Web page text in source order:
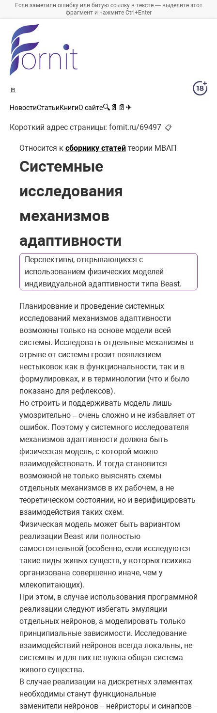
Если заметили ошибку или битую ссылку в тексте — выделите этот
фрагмент и нажмите Ctrl+Enter
🚪
НовостиСтатьиКнигиО сайте🔍 📄 📄 ✈
Короткий адрес страницы: fornit.ru/69497 📋
Относится к сборнику статей теории МВАП
Системные
исследования
механизмов
адаптивности
Перспективы, открывающиеся с
использованием физических моделей
индивидуальной адаптивности типа Beast.
Планирование и проведение системных
исследований механизмов адаптивности
возможны только на основе модели всей
системы. Исследовать отдельные механизмы в
отрыве от системы грозит появлением
нестыковок как в функциональности, так и в
формулировках, и в терминологии (что и было
показано для рефлексов).
Но строить и поддерживать модель лишь
умозрительно – очень сложно и не избавляет от
ошибок. Поэтому у системного исследователя
механизмов адаптивности должна быть
физическая модель, с которой можно
взаимодействовать. И тогда становится
возможной не только выяснять схемы
отдельных механизмов в их рабочем, а не
теоретическом состоянии, но и верифицировать
взаимодействия таких схем.
Физическая модель может быть вариантом
реализации Beast или полностью
самостоятельной (особенно, если исследуются
такие виды живых существ, у которых психика
организована совершенно иначе, чем у
млекопитающих).
При этом, в случае использования программной
реализации следуют избегать эмуляции
отдельных нейронов, а моделировать только
принципиальные зависимости. Исследование
взаимодействий нейронов всегда локальны, не
системны и для них не нужна общая система
живого существа.
В случае реализации на дискретных элементах
необходимы станут функциональные
заменители нейронов – нейристоры и синапсов –